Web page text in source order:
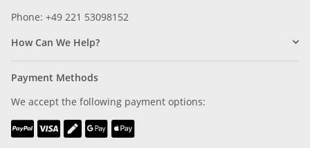
Phone: +49 221 53098152
How Can We Help?
Payment Methods
We accept the following payment options: